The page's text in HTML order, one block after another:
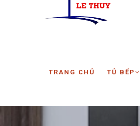
TRANG CHỦ TỦ BẾP